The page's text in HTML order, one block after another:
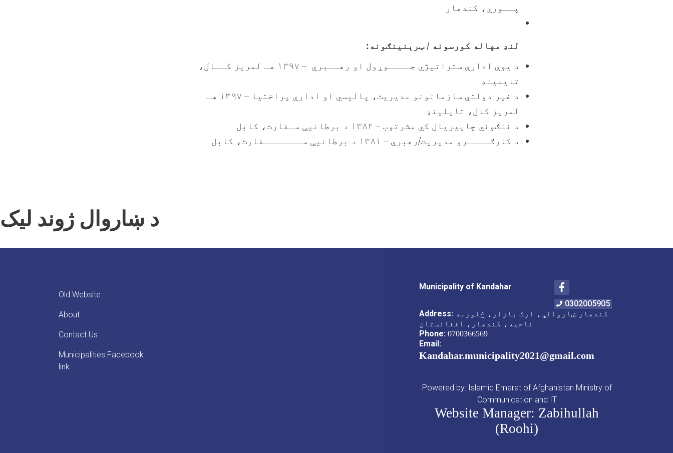
پــوري، کندهار
لنډ مهاله کورسونه / ټرېنینګونه:
د یوې ادارې ستراتیژي جــــوړول او رهــبري – ۱۳۹۷ هـ لمریز کــال،
تایلینډ
د غیر دولتي سازمانونو مدیریت، پالیسي او اداري پراختیا – ۱۳۹۷ هـ
لمریز کال، تایلینډ
د ننګوني چاپیریال کي مشرتوب – ۱۳۸۲ د برطانیې سـفارت، کابل
د کارګــــرو مدیریت/رهبري – ۱۳۸۱ د برطانیې ســـــــفارت، کابل
د ښاروال ژوند لیک
Old Website
About
Contact Us
Municipalities Facebook
link
Municipality of Kandahar
Facebook
0302005905
Address: کندهار ښاروالي، ارک بازار، څلورمه
ناحیه، کندهار، افغانستان
Phone: 0700366569
Email:
Kandahar.municipality2021@gmail.com
Powered by: Islamic Emarat of Afghanistan Ministry of
Communication and IT
Website Manager: Zabihullah
(Roohi)